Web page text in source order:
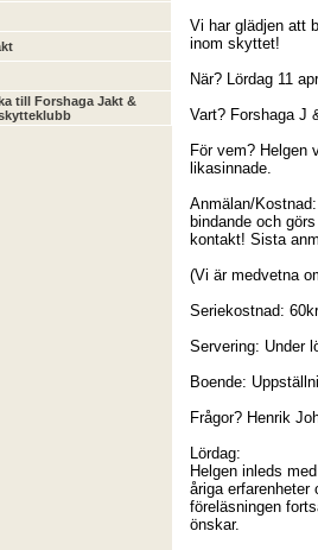
till Forshaga Jakt &
Vi har glädjen att
inom skyttet!
När? Lördag 11
Vart? Forshaga J
För vem? Helgen
likasinnade.
Anmälan/
bindande och
kontakt! Sista
(Vi är medvetna
Seriekostnad:
Servering: Under
Boende:
Frågor? Henrik
Lördag:
Helgen inleds
åriga
föreläsningen
önskar.